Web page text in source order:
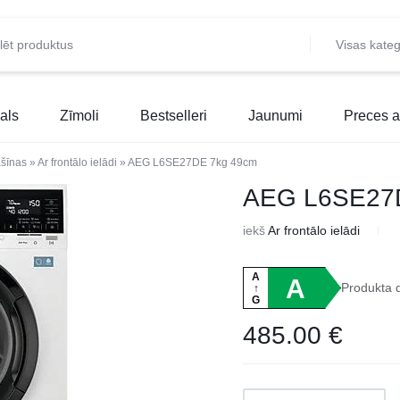
Visas
Zīmoli Bestselleri Jaunumi Preces
» Ar frontālo ielādi » AEG L6SE27DE 7kg 49cm
AEG
iekšAr frontālo ielādi
A
↑
G
A Produkta
485.00€